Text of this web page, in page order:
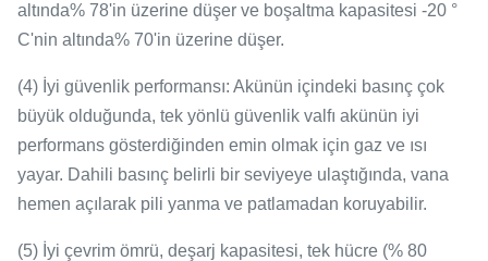
altında% 78'in üzerine düşer ve boşaltma kapasitesi -20 °
C'nin altında% 70'in üzerine düşer.
(4) İyi güvenlik performansı: Akünün içindeki basınç çok
büyük olduğunda, tek yönlü güvenlik valfı akünün iyi
performans gösterdiğinden emin olmak için gaz ve ısı
yayar. Dahili basınç belirli bir seviyeye ulaştığında, vana
hemen açılarak pili yanma ve patlamadan koruyabilir.
(5) İyi çevrim ömrü, deşarj kapasitesi, tek hücre (% 80